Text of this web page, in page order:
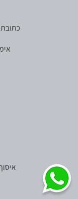
כתובת: רח'